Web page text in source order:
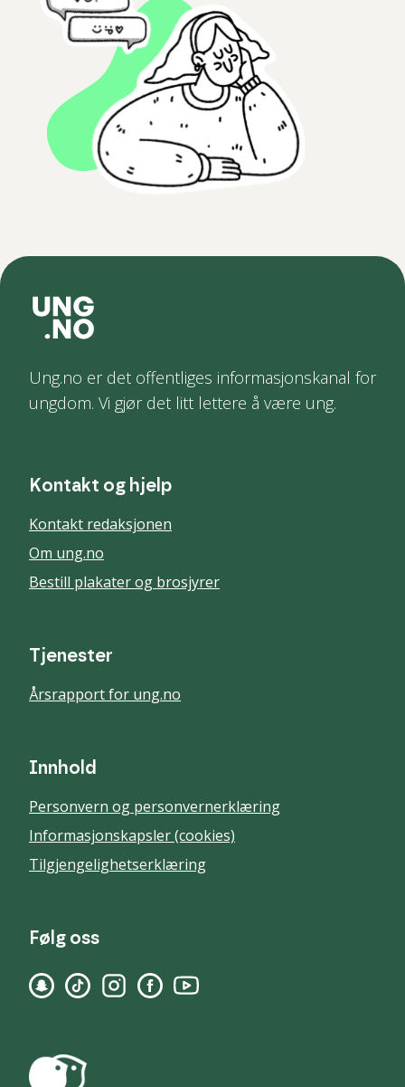
Ung.no er det offentliges informasjonskanal for
ungdom. Vi gjør det litt lettere å være ung.
Kontakt og hjelp
Kontakt redaksjonen
Om ung.no
Bestill plakater og brosjyrer
Tjenester
Årsrapport for ung.no
Innhold
Personvern og personvernerklæring
Informasjonskapsler (cookies)
Tilgjengelighetserklæring
Følg oss